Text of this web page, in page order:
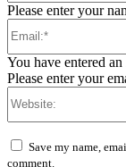
Please enter your
You have entered
Please enter your
Save my name,
comment.